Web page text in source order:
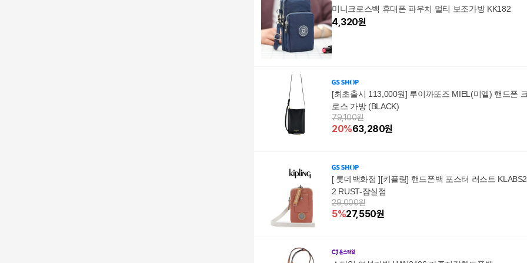
미니크로스백 휴대폰 파우치 멀티 보조가방 KK182
4,320원
[최초출시 113,000원] 루이까또즈 MIEL(미엘) 핸드폰
로스 가방 (BLACK)
79,100원
20%63,280원
[ 롯데백화점 ][키플링] 핸드폰백 포스터 러스트 KLABS2
2 RUST-잠실점
29,000원
5%27,550원